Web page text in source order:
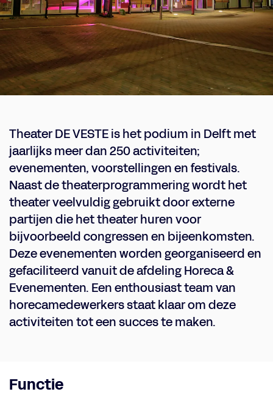
Theater DE VESTE is het podium in Delft met
jaarlijks meer dan 250 activiteiten;
evenementen, voorstellingen en festivals.
Naast de theaterprogrammering wordt het
theater veelvuldig gebruikt door externe
partijen die het theater huren voor
bijvoorbeeld congressen en bijeenkomsten.
Deze evenementen worden georganiseerd en
gefaciliteerd vanuit de afdeling Horeca &
Evenementen. Een enthousiast team van
horecamedewerkers staat klaar om deze
activiteiten tot een succes te maken.
Functie